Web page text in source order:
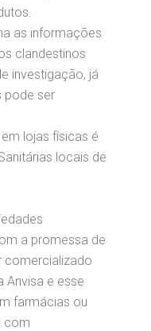
as informações
clandestinos
investigação, já
pode ser
lojas físicas é
locais de
a promessa de
comercializado
Anvisa e esse
farmácias ou
com